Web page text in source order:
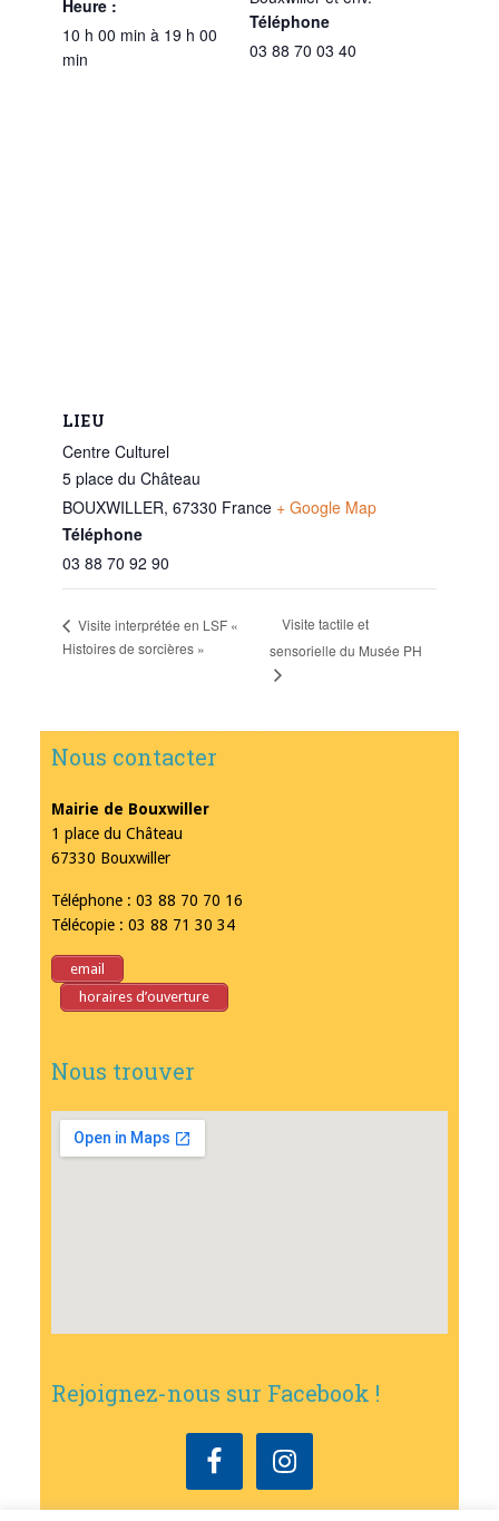
Heure :
10 h 00 min à 19 h 00
min
Téléphone
03 88 70 03 40
LIEU
Centre Culturel
5 place du Château
BOUXWILLER, 67330 France + Google Map
Téléphone
03 88 70 92 90
Visite interprétée en LSF «
Histoires de sorcières »
Visite tactile et
sensorielle du Musée PH
Nous contacter
Mairie de Bouxwiller
1 place du Château
67330 Bouxwiller
Téléphone : 03 88 70 70 16
Télécopie : 03 88 71 30 34
email
horaires d’ouverture
Nous trouver
Rejoignez-nous sur Facebook !